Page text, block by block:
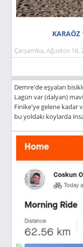
Çarşamba, Ağustos 18,
Demre'de eşyaları
Lagün var (dalyan)
Finike'ye gelene kadar
bu yoldaki koylarda